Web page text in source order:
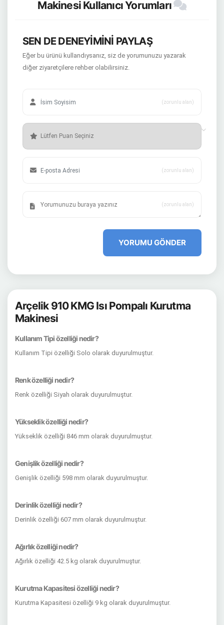
Makinesi Kullanıcı Yorumları
SEN DE DENEYİMİNİ PAYLAŞ
Eğer bu ürünü kullandıysanız, siz de yorumunuzu yazarak
diğer ziyaretçilere rehber olabilirsiniz.
(zorunlu alan)
(zorunlu alan)
(zorunlu alan)
YORUMU GÖNDER
Arçelik 910 KMG Isı Pompalı Kurutma
Makinesi
Kullanım Tipi özelliği nedir?
Kullanım Tipi özelliği Solo olarak duyurulmuştur.
Renk özelliği nedir?
Renk özelliği Siyah olarak duyurulmuştur.
Yükseklik özelliği nedir?
Yükseklik özelliği 846 mm olarak duyurulmuştur.
Genişlik özelliği nedir?
Genişlik özelliği 598 mm olarak duyurulmuştur.
Derinlik özelliği nedir?
Derinlik özelliği 607 mm olarak duyurulmuştur.
Ağırlık özelliği nedir?
Ağırlık özelliği 42.5 kg olarak duyurulmuştur.
Kurutma Kapasitesi özelliği nedir?
Kurutma Kapasitesi özelliği 9 kg olarak duyurulmuştur.